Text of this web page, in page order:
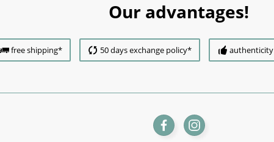
Our advantages!
free shipping* 50 days exchange policy* authenticity